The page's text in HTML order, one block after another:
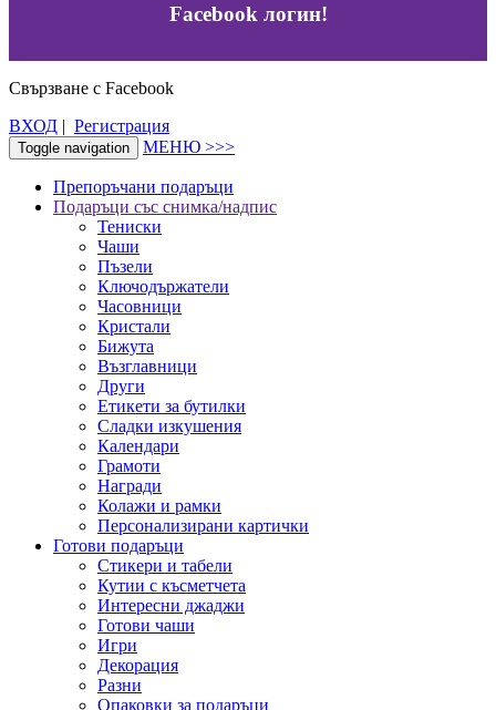
Facebook логин!
Свързване с Facebook
ВХОД | Регистрация
Toggle navigation МЕНЮ >>>
Препоръчани подаръци
Подаръци със снимка/надпис
Тениски
Чаши
Пъзели
Ключодържатели
Часовници
Кристали
Бижута
Възглавници
Други
Етикети за бутилки
Сладки изкушения
Календари
Грамоти
Награди
Колажи и рамки
Персонализирани картички
Готови подаръци
Стикери и табели
Кутии с късметчета
Интересни джаджи
Готови чаши
Игри
Декорация
Разни
Опаковки за подаръци